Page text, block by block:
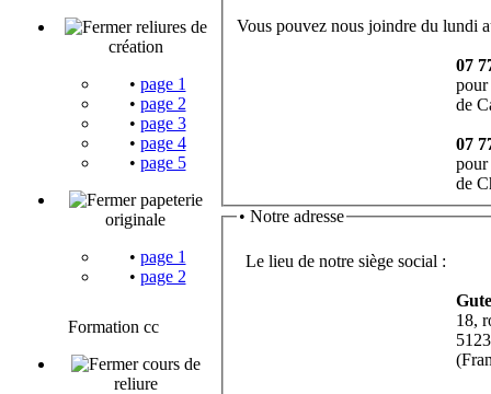
reliures de
création
• page 1
• page 2
• page 3
• page 4
• page 5
papeterie
originale
• page 1
• page 2
Formation cc
cours de
reliure
Vous pouvez nous joindre du lundi
07
pour
de
07
pour
de
• Notre adresse
Le lieu de notre siège social :
Gut
18,